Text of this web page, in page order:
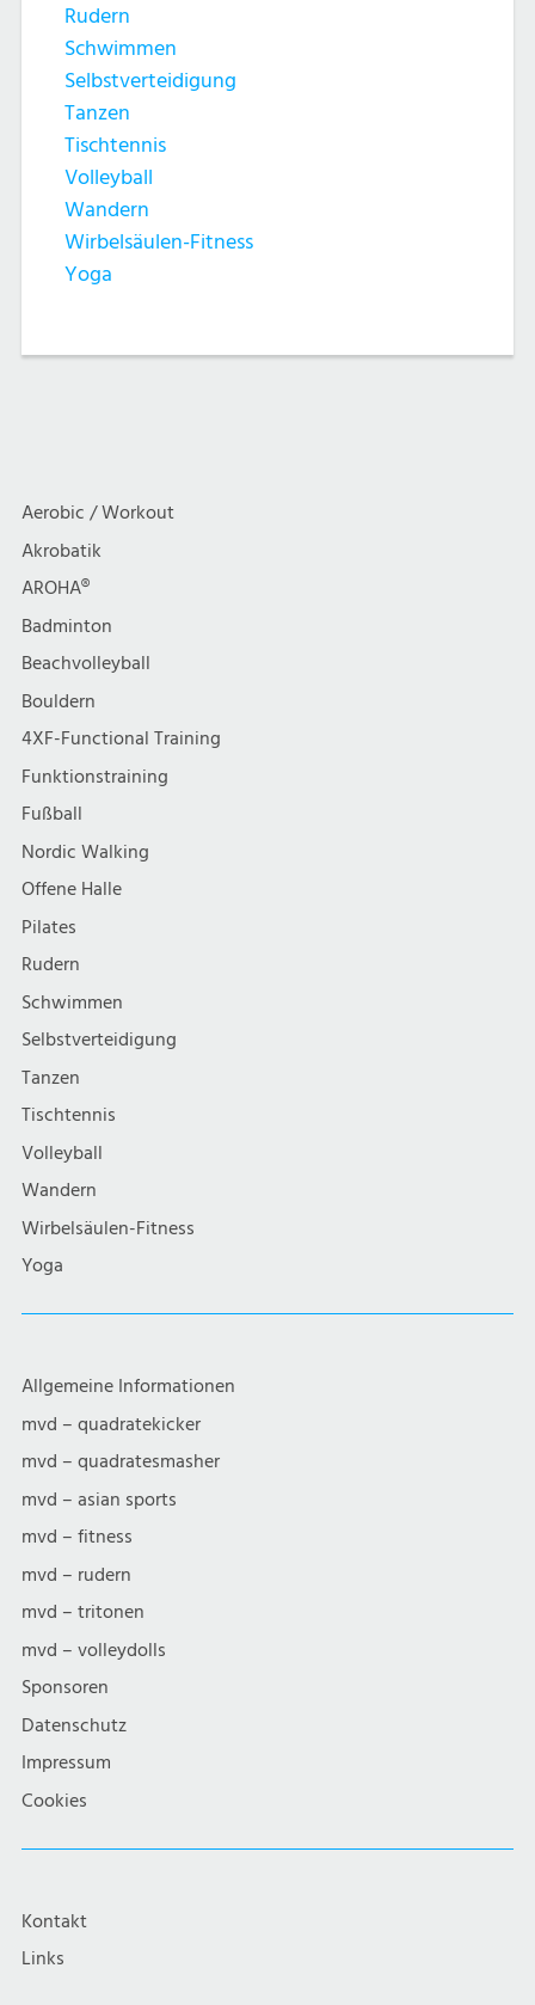
Rudern
Schwimmen
Selbstverteidigung
Tanzen
Tischtennis
Volleyball
Wandern
Wirbelsäulen-Fitness
Yoga
Aerobic / Workout
Akrobatik
AROHA®
Badminton
Beachvolleyball
Bouldern
4XF-Functional Training
Funktionstraining
Fußball
Nordic Walking
Offene Halle
Pilates
Rudern
Schwimmen
Selbstverteidigung
Tanzen
Tischtennis
Volleyball
Wandern
Wirbelsäulen-Fitness
Yoga
Allgemeine Informationen
mvd – quadratekicker
mvd – quadratesmasher
mvd – asian sports
mvd – fitness
mvd – rudern
mvd – tritonen
mvd – volleydolls
Sponsoren
Datenschutz
Impressum
Cookies
Kontakt
Links